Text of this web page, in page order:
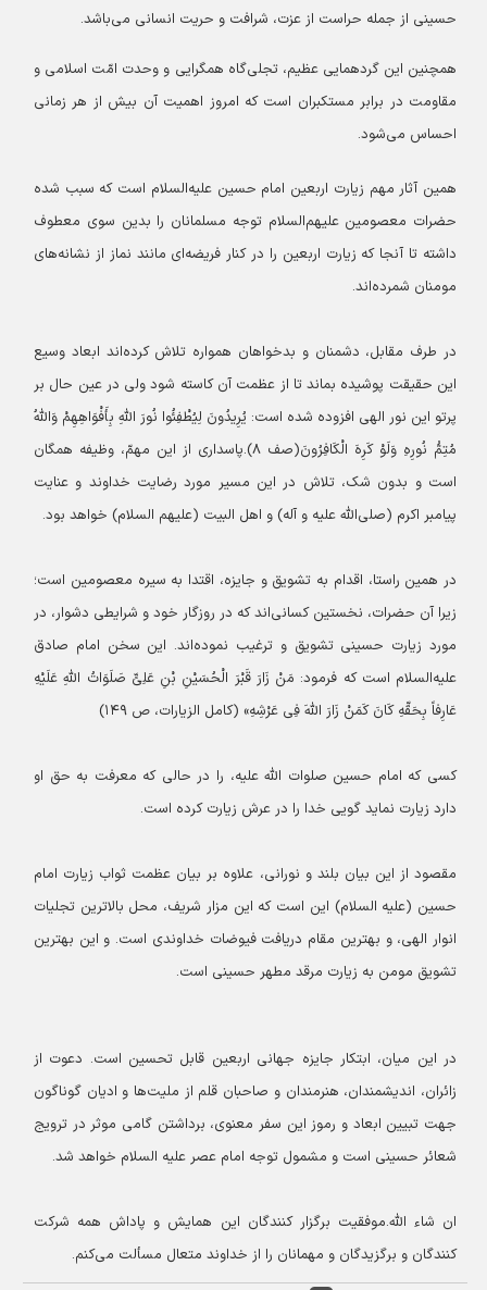
حسینی از جمله حراست از عزت، شرافت و حریت انسانی می‌باشد.
همچنین این گردهمایی عظیم، تجلی‌گاه همگرایی و وحدت امّت اسلامی و
مقاومت در برابر مستکبران است که امروز اهمیت آن بیش از هر زمانی
احساس می‌شود.
همین آثار مهم زیارت اربعین امام حسین علیه‌السلام است که سبب شده
حضرات معصومین علیهم‌السلام توجه مسلمانان را بدین سوی معطوف
داشته تا آنجا که زیارت اربعین را در کنار فریضه‌ای مانند نماز از نشانه‌های
مومنان شمرده‌اند.
در طرف مقابل، دشمنان و بدخواهان همواره تلاش کرده‌اند ابعاد وسیع
این حقیقت پوشیده بماند تا از عظمت آن کاسته شود ولی در عین حال بر
پرتو این نور الهی افزوده شده است: یُرِیدُونَ لِیُطْفِئُوا نُورَ اللَّهِ بِأَفْوَاهِهِمْ وَاللَّهُ
مُتِمُّ نُورِهِ وَلَوْ کَرِهَ الْکَافِرُونَ(صف ۸).
پاسداری از این مهمّ، وظیفه همگان
است و بدون شک، تلاش در این مسیر مورد رضایت خداوند و عنایت
پیامبر اکرم (صلی‌الله علیه و آله) و اهل البیت (علیهم السلام) خواهد بود.
در همین راستا، اقدام به تشویق و جایزه، اقتدا به سیره معصومین است؛
زیرا آن حضرات، نخستین کسانی‌اند که در روزگار خود و شرایطی دشوار، در
مورد زیارت حسینی تشویق و ترغیب نموده‌اند. این سخن امام صادق
علیه‌السلام است که فرمود: مَنْ زَارَ قَبْرَ الْحُسَیْنِ بْنِ عَلِیٍّ صَلَوَاتُ اللَّهِ عَلَیْهِ
عَارِفاً بِحَقِّهِ کَانَ کَمَنْ زَارَ اللَّهَ فِی عَرْشِهِ» (کامل الزیارات، ص ۱۴۹)
کسی که امام حسین صلوات الله علیه، را در حالی که معرفت به حق او
دارد زیارت نماید گویی خدا را در عرش زیارت کرده است.
مقصود از این بیان بلند و نورانی، علاوه بر بیان عظمت ثواب زیارت امام
حسین (علیه السلام) این است که این مزار شریف، محل بالاترین تجلیات
انوار الهی، و بهترین مقام دریافت فیوضات خداوندی است. و این بهترین
تشویق مومن به زیارت مرقد مطهر حسینی است.
در این میان، ابتکار جایزه جهانی اربعین قابل تحسین است. دعوت از
زائران، اندیشمندان، هنرمندان و صاحبان قلم از ملیت‌ها و ادیان گوناگون
جهت تبیین ابعاد و رموز این سفر معنوی، برداشتن گامی موثر در ترویج
شعائر حسینی است و مشمول توجه امام عصر علیه السلام خواهد شد.
ان شاء الله.موفقیت برگزار کنندگان این همایش و پاداش همه شرکت
کنندگان و برگزیدگان و مهمانان را از خداوند متعال مسألت می‌کنم.